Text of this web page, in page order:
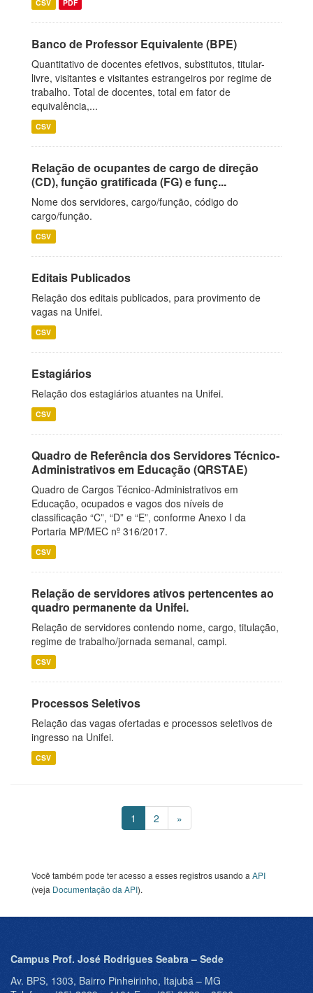
CSV PDF
Banco de Professor Equivalente (BPE)
Quantitativo de docentes efetivos, substitutos, titular-
livre, visitantes e visitantes estrangeiros por regime de
trabalho. Total de docentes, total em fator de
equivalência,...
CSV
Relação de ocupantes de cargo de direção
(CD), função gratificada (FG) e funç...
Nome dos servidores, cargo/função, código do
cargo/função.
CSV
Editais Publicados
Relação dos editais publicados, para provimento de
vagas na Unifei.
CSV
Estagiários
Relação dos estagiários atuantes na Unifei.
CSV
Quadro de Referência dos Servidores Técnico-
Administrativos em Educação (QRSTAE)
Quadro de Cargos Técnico-Administrativos em
Educação, ocupados e vagos dos níveis de
classificação “C”, “D” e “E”, conforme Anexo I da
Portaria MP/MEC nº 316/2017.
CSV
Relação de servidores ativos pertencentes ao
quadro permanente da Unifei.
Relação de servidores contendo nome, cargo, titulação,
regime de trabalho/jornada semanal, campi.
CSV
Processos Seletivos
Relação das vagas ofertadas e processos seletivos de
ingresso na Unifei.
CSV
1 2 »
Você também pode ter acesso a esses registros usando a API
(veja Documentação da API).
Campus Prof. José Rodrigues Seabra – Sede
Av. BPS, 1303, Bairro Pinheirinho, Itajubá – MG